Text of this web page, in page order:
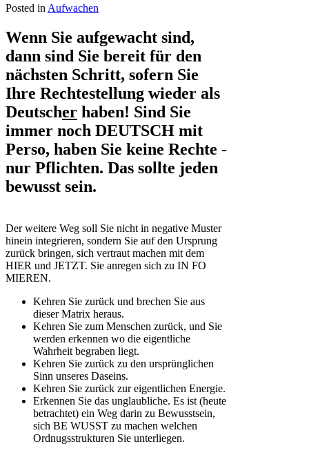
Posted inAufwachen
Wenn Sie aufgewacht sind,
dann sind Sie bereit für den
nächsten Schritt, sofern Sie
Ihre Rechtestellung wieder als
Deutscher haben! Sind Sie
immer noch DEUTSCH mit
Perso, haben Sie keine Rechte -
nur Pflichten. Das sollte jeden
bewusst sein.
Der weitere Weg soll Sie nicht in negative Muster
hinein integrieren, sondern Sie auf den Ursprung
zurück bringen, sich vertraut machen mit dem
HIER und JETZT. Sie anregen sich zu IN FO
MIEREN.
Kehren Sie zurück und brechen Sie aus
dieser Matrix heraus.
Kehren Sie zum Menschen zurück, und Sie
werden erkennen wo die eigentliche
Wahrheit begraben liegt.
Kehren Sie zurück zu den ursprünglichen
Sinn unseres Daseins.
Kehren Sie zurück zur eigentlichen Energie.
Erkennen Sie das unglaubliche. Es ist (heute
betrachtet) ein Weg darin zu Bewusstsein,
sich BE WUSST zu machen welchen
Ordnugsstrukturen Sie unterliegen.